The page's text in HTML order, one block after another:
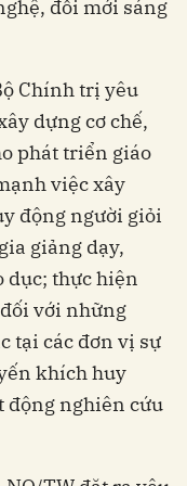
đổi mới sáng
Chính trị yêu
dựng cơ chế,
phát triển giáo
việc xây
động người giỏi
giảng dạy,
dục; thực hiện
với những
tại các đơn vị sự
khích huy
động nghiên cứu